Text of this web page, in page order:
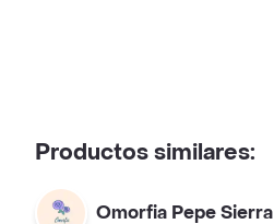
Productos similares:
Omorfia Pepe Sierra